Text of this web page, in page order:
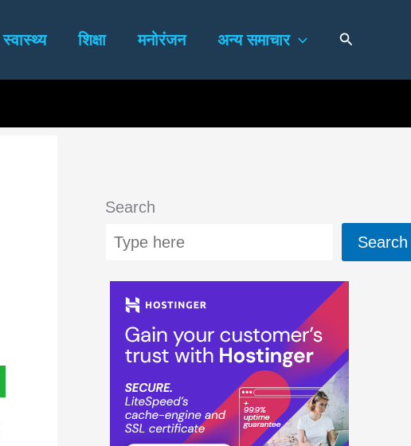
स्वास्थ्य शिक्षा मनोरंजन अन्य समाचार Search
Search
Search